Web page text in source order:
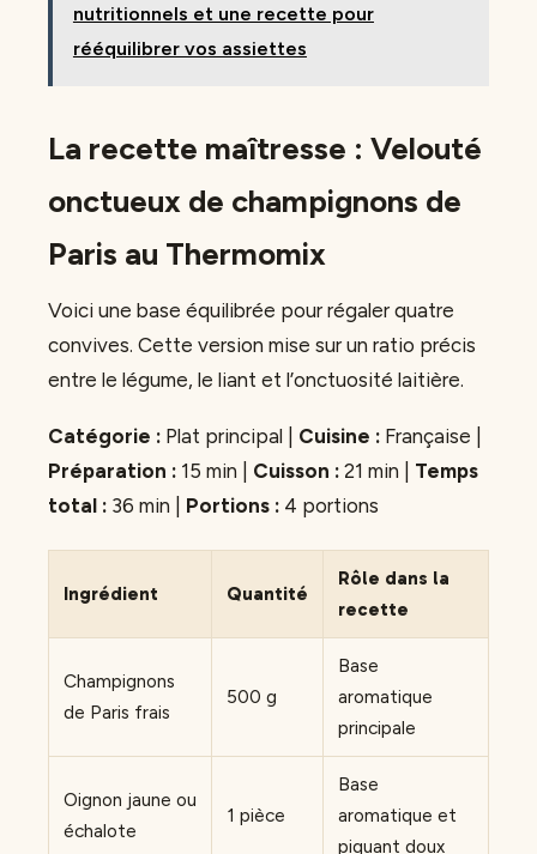
nutritionnels et une recette pour
rééquilibrer vos assiettes
La recette maîtresse : Velouté
onctueux de champignons de
Paris au Thermomix
Voici une base équilibrée pour régaler quatre
convives. Cette version mise sur un ratio précis
entre le légume, le liant et l’onctuosité laitière.
Catégorie : Plat principal | Cuisine : Française |
Préparation : 15 min | Cuisson : 21 min | Temps
total : 36 min | Portions : 4 portions
Ingrédient Quantité
Rôle dans la
recette
Champignons
de Paris frais
500 g
Base
aromatique
principale
Oignon jaune ou
échalote
1 pièce
Base
aromatique et
piquant doux